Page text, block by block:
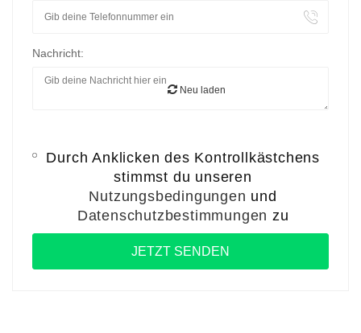
Nachricht:
Neu laden
Durch Anklicken des Kontrollkästchens
stimmst du unseren
Nutzungsbedingungen und
Datenschutzbestimmungen zu